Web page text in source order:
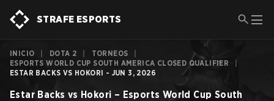
STRAFE ESPORTS
INICIO DOTA 2 TORNEOS
ESPORTS WORLD CUP SOUTH AMERICA CLOSED QUALIFIER
ESTAR BACKS VS HOKORI - JUN 3, 2026
Estar Backs vs Hokori – Esports World Cup South